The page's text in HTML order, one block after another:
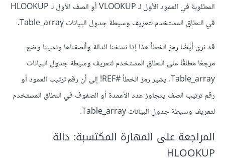
المطلوبة في العمود الأول لـ VLOOKUP أو الصف الأول لـ HLOOKUP
في النطاق المستخدم لتعريف وسيطة جدول البيانات Table_array.
قد نرى أيضًا رمز الخطأ هذا إذا نسخنا الدالة وألصقناها ونسينا وضع
مرجعًا مطلقًا على النطاق المستخدم لتعريف وسيطة جدول البيانات
Table_array. يشير رمز الخطأ #REF! إلى أن رقم ترتيب العمود أو
رقم ترتيب الصف يتجاوز عدد الأعمدة أو الصفوف في النطاق المستخدم
لتعريف وسيطة جدول البيانات Table_array.
المراجعة على المهارة المكتسبة: دالة
HLOOKUP